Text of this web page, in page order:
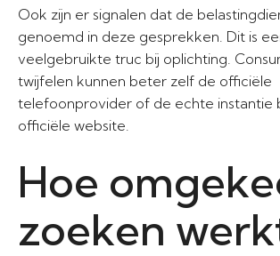
Ook zijn er signalen dat de
genoemd in deze gesprekken. Dit is
veelgebruikte truc bij oplichting.
twijfelen kunnen beter zelf de officiële
telefoonprovider of de echte instantie
officiële website.
Hoe
zoeken